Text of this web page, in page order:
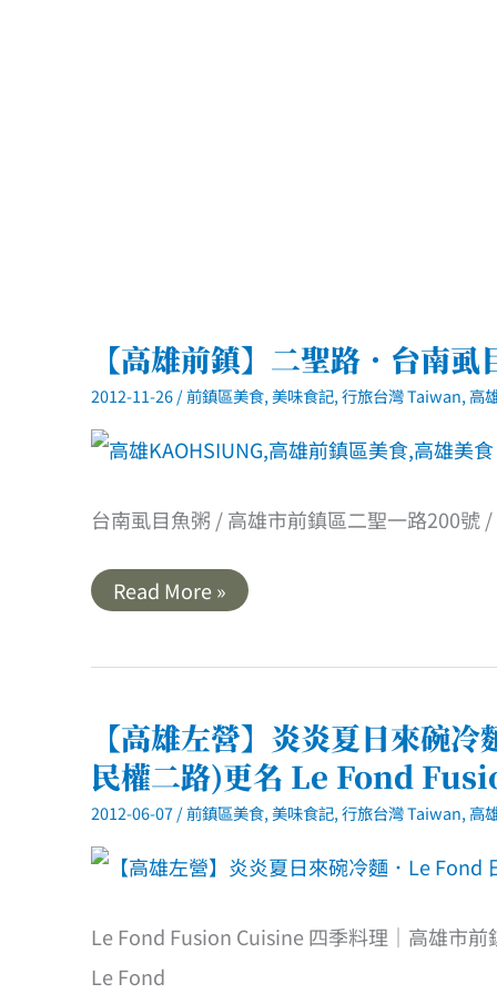
【高雄前鎮】二聖路．台南虱
2012-11-26/前鎮區美食,美味食記,行旅台灣 Taiwan, 高
台南虱目魚粥 / 高雄市前鎮區二聖一路200號
【高
雄
二
台
南
虱
目
魚
粥
Read More »
【高雄左營】炎炎夏日來碗
民權二路)更名 Le Fond
2012-06-07/前鎮區美食,美味食記,行旅台灣 Taiwan, 高
Le Fond Fusion Cuisine 四季料理｜高雄市前
Le Fond